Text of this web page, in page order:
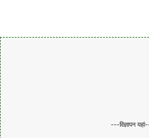
---विज्ञापन